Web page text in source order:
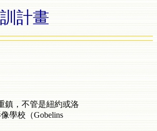
計畫
鎮，不管是紐約或洛
學校（Gobelins